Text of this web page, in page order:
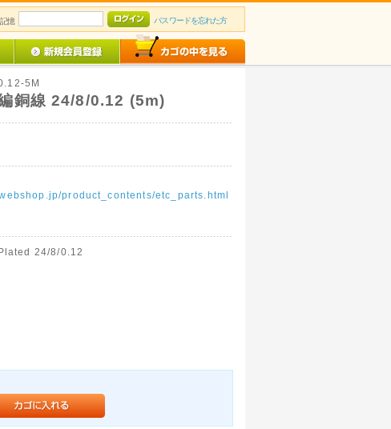
記憶
パスワードを忘れた方
5M
銅線 24/8/0.12 (5m)
product_contents/etc_parts.html
24/8/0.12